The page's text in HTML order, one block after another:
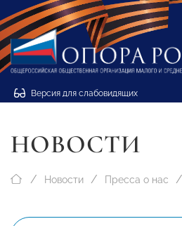
Версия для слабовидящих
НОВОСТИ
Новости Пресса о нас